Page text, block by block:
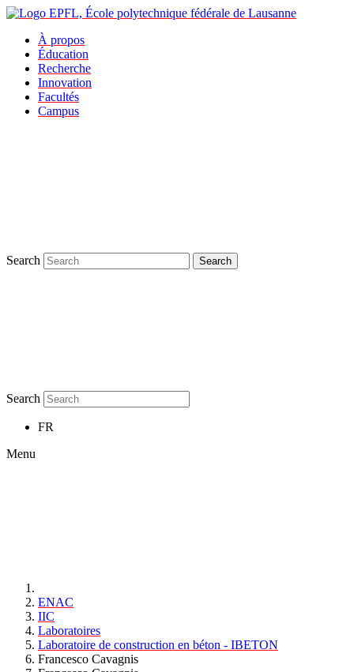
À propos
Éducation
Recherche
Innovation
Facultés
Campus
Search Search
Search
FR
Menu
ENAC
IIC
Laboratoires
Laboratoire de construction en béton - IBETON
Francesco Cavagnis